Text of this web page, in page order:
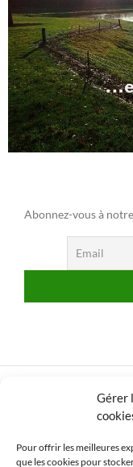
Gérer
Pour offrir les meilleures
que les cookies pour
Abonnez-vous à